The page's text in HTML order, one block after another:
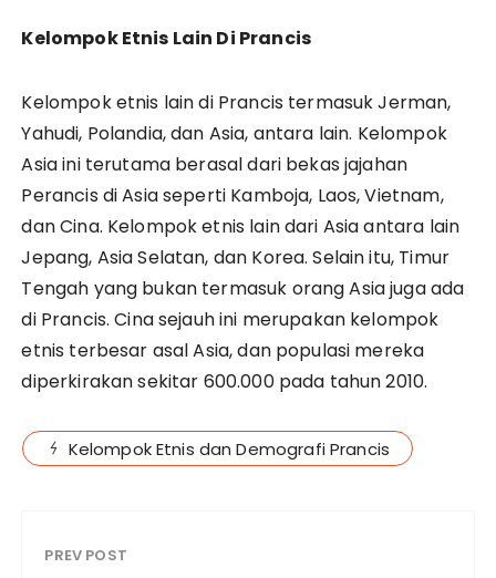
Kelompok Etnis Lain Di Prancis
Kelompok etnis lain di Prancis termasuk Jerman,
Yahudi, Polandia, dan Asia, antara lain. Kelompok
Asia ini terutama berasal dari bekas jajahan
Perancis di Asia seperti Kamboja, Laos, Vietnam,
dan Cina. Kelompok etnis lain dari Asia antara lain
Jepang, Asia Selatan, dan Korea. Selain itu, Timur
Tengah yang bukan termasuk orang Asia juga ada
di Prancis. Cina sejauh ini merupakan kelompok
etnis terbesar asal Asia, dan populasi mereka
diperkirakan sekitar 600.000 pada tahun 2010.
Kelompok Etnis dan Demografi Prancis
PREV POST